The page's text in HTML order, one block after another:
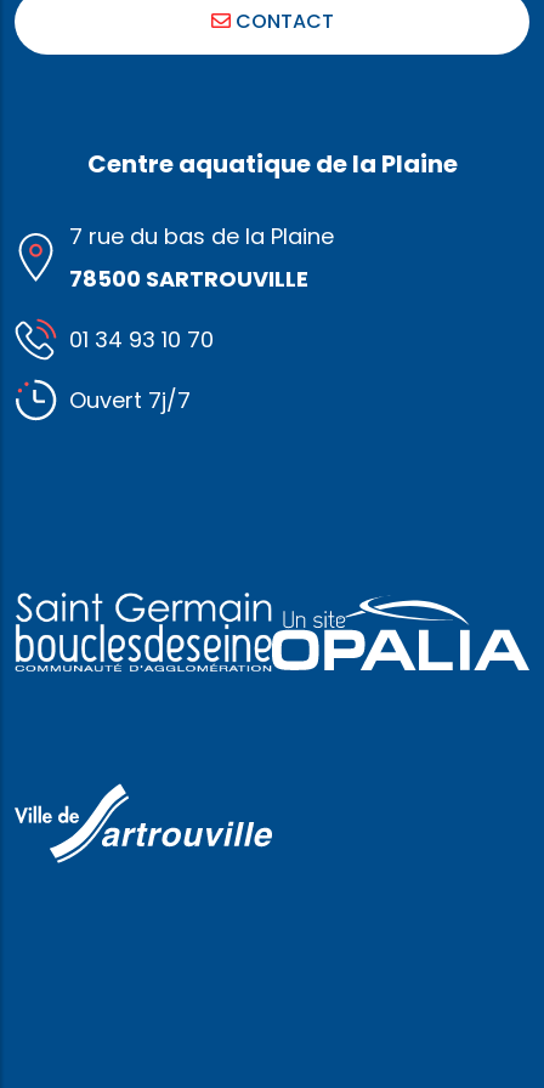
CONTACT
Centre aquatique de la Plaine
7 rue du bas de la Plaine
78500 SARTROUVILLE
01 34 93 10 70
Ouvert 7j/7